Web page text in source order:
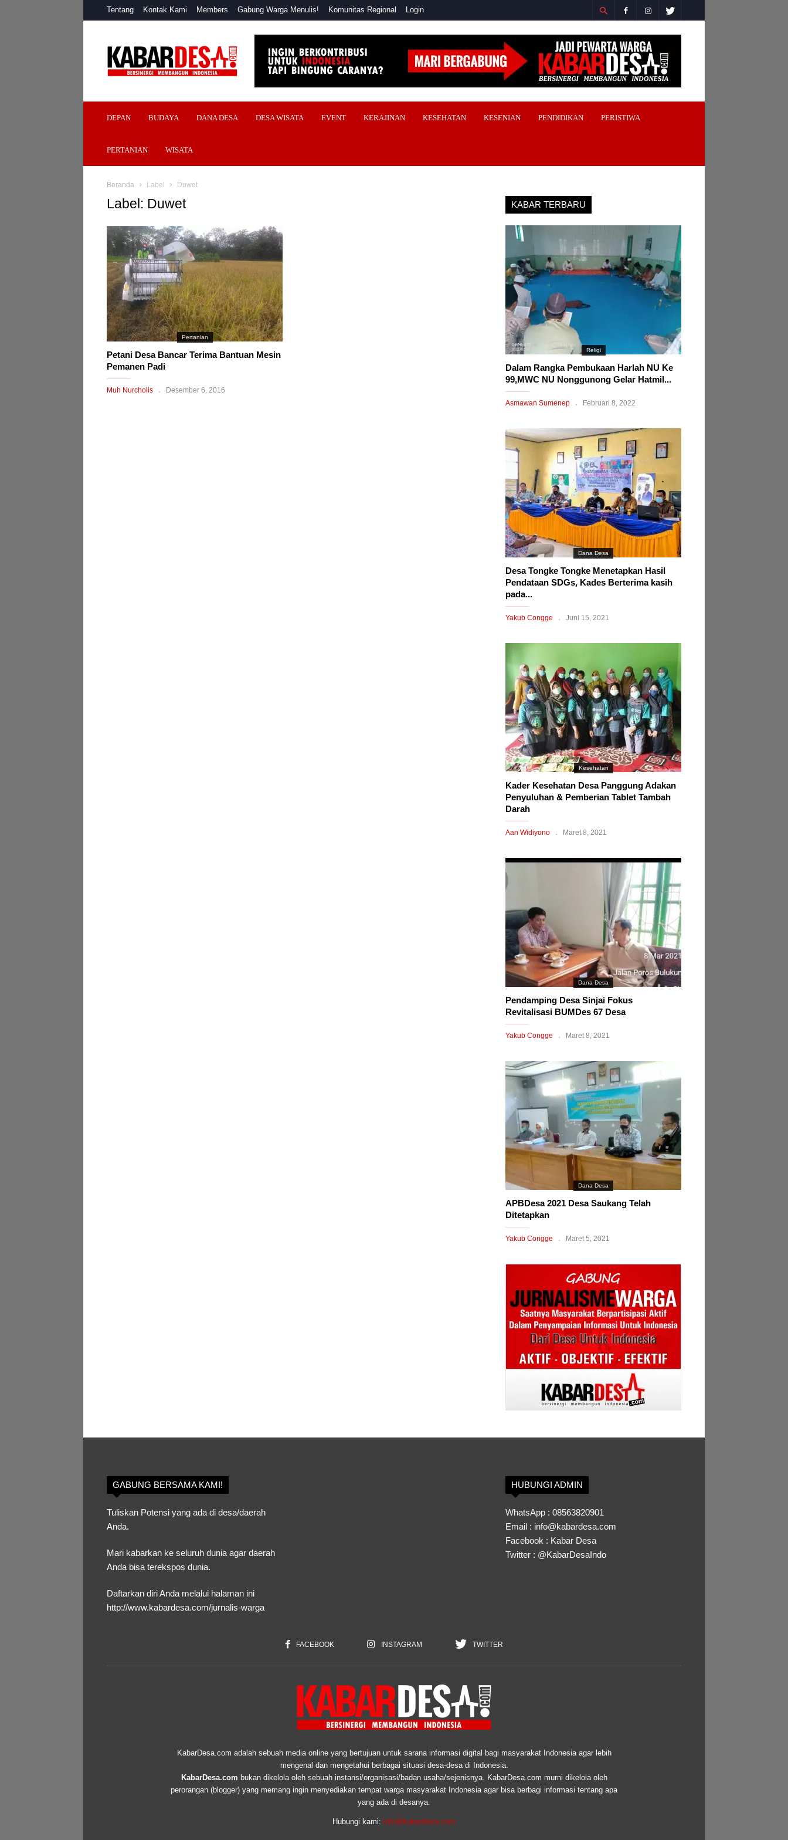
Tentang Kontak Kami Members Gabung Warga Menulis! Komunitas Regional Login
Desa
DEPAN BUDAYA DANA DESA DESA WISATA EVENT KERAJINAN KESEHATAN KESENIAN PENDIDIKAN PERISTIWA
PERTANIAN WISATA
Beranda Label Duwet
Label: Duwet
Pertanian
Petani Desa Bancar Terima Bantuan Mesin
Pemanen Padi
Muh Nurcholis Desember 6, 2016
KABAR TERBARU
Religi
Dalam Rangka Pembukaan Harlah NU Ke
99,MWC NU Nonggunong Gelar Hatmil...
Asmawan Sumenep Februari 8, 2022
Dana Desa
Desa Tongke Tongke Menetapkan Hasil
Pendataan SDGs, Kades Berterima kasih
pada...
Yakub Congge Juni 15, 2021
Kesehatan
Kader Kesehatan Desa Panggung Adakan
Penyuluhan & Pemberian Tablet Tambah
Darah
Aan Widiyono Maret 8, 2021
Dana Desa
Pendamping Desa Sinjai Fokus
Revitalisasi BUMDes 67 Desa
Yakub Congge Maret 8, 2021
Dana Desa
APBDesa 2021 Desa Saukang Telah
Ditetapkan
Yakub Congge Maret 5, 2021
GABUNG BERSAMA KAMI!
Tuliskan Potensi yang ada di desa/daerah
Anda.
Mari kabarkan ke seluruh dunia agar daerah
Anda bisa terekspos dunia.
Daftarkan diri Anda melalui halaman ini
http://www.kabardesa.com/jurnalis-warga
HUBUNGI ADMIN
WhatsApp : 08563820901
Email : info@kabardesa.com
Facebook : Kabar Desa
Twitter : @KabarDesaIndo
FACEBOOK INSTAGRAM TWITTER
KabarDesa.com adalah sebuah media online yang bertujuan untuk sarana informasi digital bagi masyarakat Indonesia agar lebih
mengenal dan mengetahui berbagai situasi desa-desa di Indonesia.
KabarDesa.com bukan dikelola oleh sebuah instansi/organisasi/badan usaha/sejenisnya. KabarDesa.com murni dikelola oleh
perorangan (blogger) yang memang ingin menyediakan tempat warga masyarakat Indonesia agar bisa berbagi informasi tentang apa
yang ada di desanya.
Hubungi kami: info@kabardesa.com